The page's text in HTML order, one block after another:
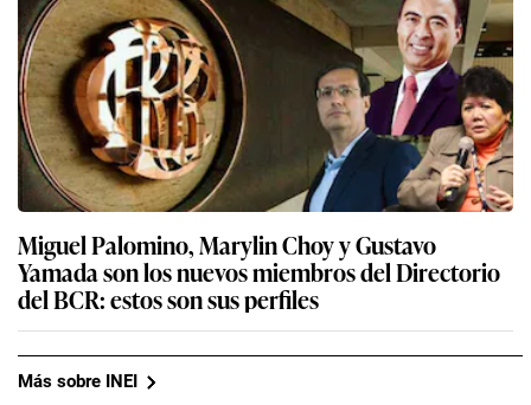
Miguel Palomino, Marylin Choy y Gustavo
Yamada son los nuevos miembros del Directorio
del BCR: estos son sus perfiles
Más sobre INEI